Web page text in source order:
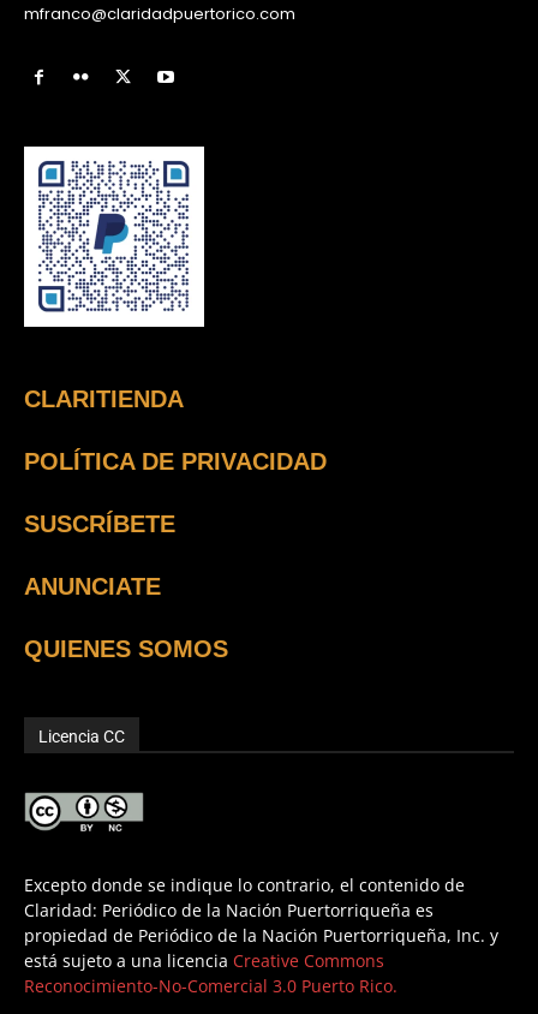
mfranco@claridadpuertorico.com
CLARITIENDA
POLÍTICA DE PRIVACIDAD
SUSCRÍBETE
ANUNCIATE
QUIENES SOMOS
Licencia CC
Excepto donde se indique lo contrario, el contenido de
Claridad: Periódico de la Nación Puertorriqueña es
propiedad de Periódico de la Nación Puertorriqueña, Inc. y
está sujeto a una licencia Creative Commons
Reconocimiento-No-Comercial 3.0 Puerto Rico.